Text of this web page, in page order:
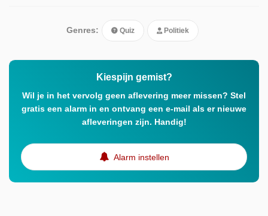
Genres: Quiz Politiek
Kiespijn gemist?
Wil je in het vervolg geen aflevering meer missen? Stel
gratis een alarm in en ontvang een e-mail als er nieuwe
afleveringen zijn. Handig!
Alarm instellen